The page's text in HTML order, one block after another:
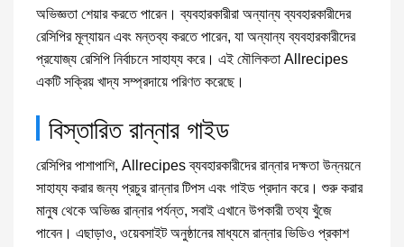
অভিজ্ঞতা শেয়ার করতে পারেন। ব্যবহারকারীরা অন্যান্য ব্যবহারকারীদের
রেসিপির মূল্যায়ন এবং মন্তব্য করতে পারেন, যা অন্যান্য ব্যবহারকারীদের
প্রযোজ্য রেসিপি নির্বাচনে সাহায্য করে। এই মৌলিকতা Allrecipes
একটি সক্রিয় খাদ্য সম্প্রদায়ে পরিণত করেছে।
বিস্তারিত রান্নার গাইড
রেসিপির পাশাপাশি, Allrecipes ব্যবহারকারীদের রান্নার দক্ষতা উন্নয়নে
সাহায্য করার জন্য প্রচুর রান্নার টিপস এবং গাইড প্রদান করে। শুরু করার
মানুষ থেকে অভিজ্ঞ রান্নার পর্যন্ত, সবাই এখানে উপকারী তথ্য খুঁজে
পাবেন। এছাড়াও, ওয়েবসাইট অনুষ্ঠানের মাধ্যমে রান্নার ভিডিও প্রকাশ